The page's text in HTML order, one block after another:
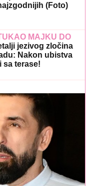
(Foto)
MAJKU DO
jezivog zločina
Nakon ubistva
sa terase!